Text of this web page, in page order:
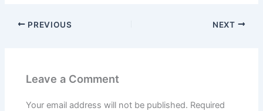
PREVIOUS NEXT
Leave a Comment
Your email address will not be published. Required